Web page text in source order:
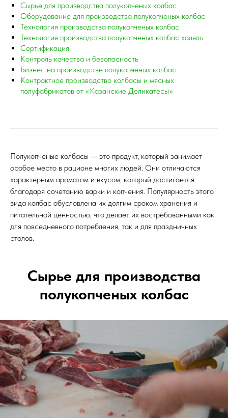
Сырье для производства полукопченых колбас
Оборудование для производства полукопченых колбас
Технология производства полукопченых колбас
Технология производства полукопченых колбас халяль
Сертификация
Контроль качества и безопасность
Бизнес на производстве полукопченых колбас
Контрактное производство колбасы и мясных
полуфабрикатов от «Казанские Деликатесы»
Полукопченые колбасы — это продукт, который занимает
особое место в рационе многих людей. Они отличаются
характерным ароматом и вкусом, который достигается
благодаря сочетанию варки и копчения. Популярность этого
вида колбас обусловлена их долгим сроком хранения и
питательной ценностью, что делает их востребованными как
для повседневного потребления, так и для праздничных
столов.
Сырье для производства
полукопченых колбас